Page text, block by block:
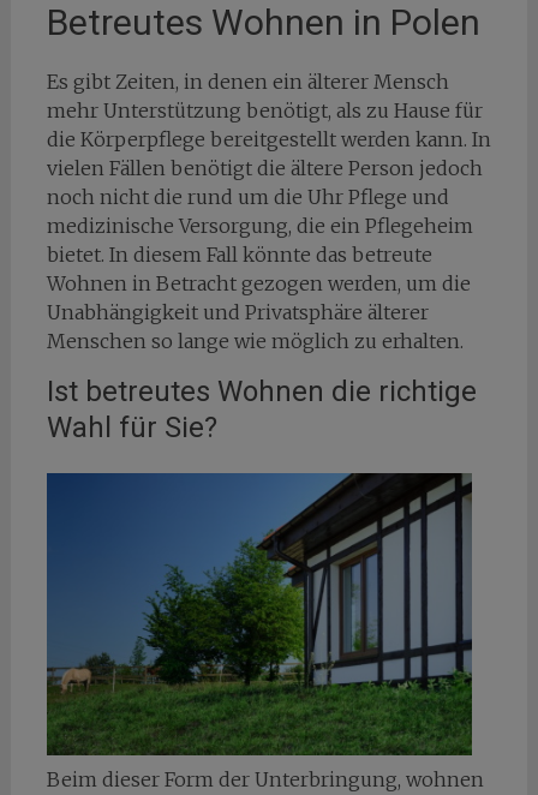
Betreutes Wohnen in Polen
Es gibt Zeiten, in denen ein älterer Mensch
mehr Unterstützung benötigt, als zu Hause für
die Körperpflege bereitgestellt werden kann. In
vielen Fällen benötigt die ältere Person jedoch
noch nicht die rund um die Uhr Pflege und
medizinische Versorgung, die ein Pflegeheim
bietet. In diesem Fall könnte das betreute
Wohnen in Betracht gezogen werden, um die
Unabhängigkeit und Privatsphäre älterer
Menschen so lange wie möglich zu erhalten.
Ist betreutes Wohnen die richtige
Wahl für Sie?
Beim dieser Form der Unterbringung, wohnen